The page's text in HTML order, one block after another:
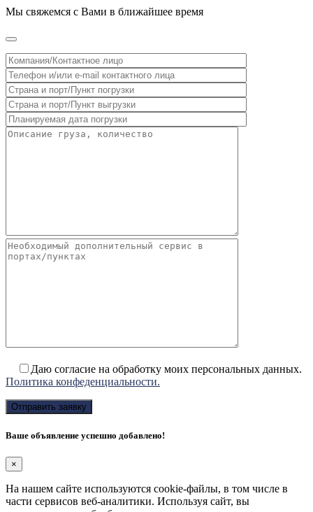
Мы свяжемся с Вами в ближайшее время
Даю согласие на обработку моих персональных данных.
Политика конфеденциальности.
Ваше объявление успешно добавлено!
×
На нашем сайте используются cookie-файлы, в том числе в
части сервисов веб-аналитики. Используя сайт, вы